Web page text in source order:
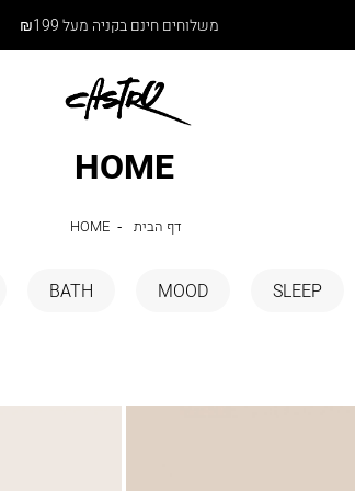
משלוחים חינם בקניה מעל ₪199
HOME
דף הבית דף HOME
SLEEP
MOOD
BATH